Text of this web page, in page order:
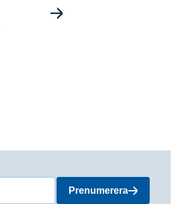
Prenumerera